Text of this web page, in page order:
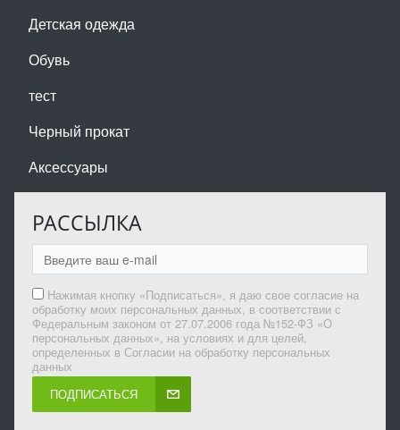
Детская одежда
Обувь
тест
Черный прокат
Аксессуары
РАССЫЛКА
Нажимая кнопку «Подписаться», я даю свое согласие на
обработку моих персональных данных, в соответствии с
Федеральным законом от 27.07.2006 года №152-ФЗ «О
персональных данных», на условиях и для целей,
определенных в Согласии на обработку персональных
данных
ПОДПИСАТЬСЯ